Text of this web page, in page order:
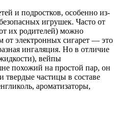
и подростков, особенно из-
игрушек. Часто от
их родителей) можно
от электронных сигарет — это
ингаляция. Но в отличие
вейпы
похожий на простой пар, он
частицы в составе
ароматизаторы,